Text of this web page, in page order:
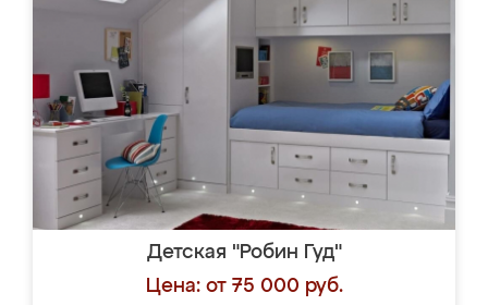
Детская "Робин Гуд"
Цена: от 75 000 руб.